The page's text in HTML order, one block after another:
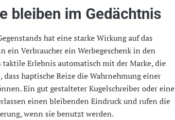
bleiben im Gedächtnis
hat eine starke Wirkung auf das
ein Verbraucher ein Werbegeschenk in den
Erlebnis automatisch mit der Marke, die
haptische Reize die Wahrnehmung einer
Ein gut gestalteter Kugelschreiber oder eine
einen bleibenden Eindruck und rufen die
wenn sie benutzt werden.